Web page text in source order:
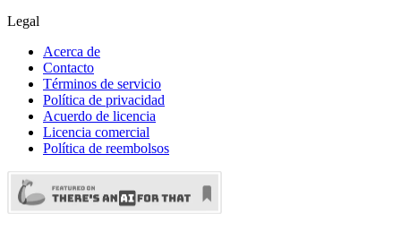
Legal
Acerca de
Contacto
Términos de servicio
Política de privacidad
Acuerdo de licencia
Licencia comercial
Política de reembolsos